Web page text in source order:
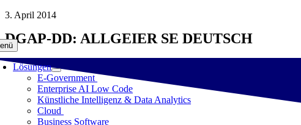
Zum
springen
Lösungen
E-Government
Enterprise AI Low Code
Künstliche Intelligenz & Data Analytics
Cloud
Business Software
3. April 2014
DGAP-DD: ALLGEIER SE DEUTSCH